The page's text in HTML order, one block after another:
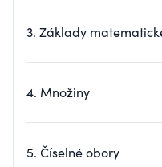
3. Základy
4. Množiny
5. Číselné obory